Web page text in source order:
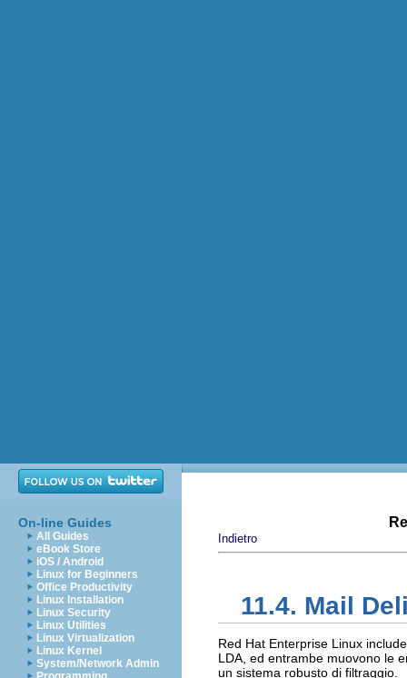
On-line Guides
All Guides
eBook Store
iOS / Android
Linux for Beginners
Office Productivity
Linux Installation
Linux Security
Linux Utilities
Linux Virtualization
Linux Kernel
System/Network Admin
Indietro
11.4. Mail
Red Hat Enterprise Linux
LDA, ed entrambe muovono le
un sistema robusto di filtraggio.